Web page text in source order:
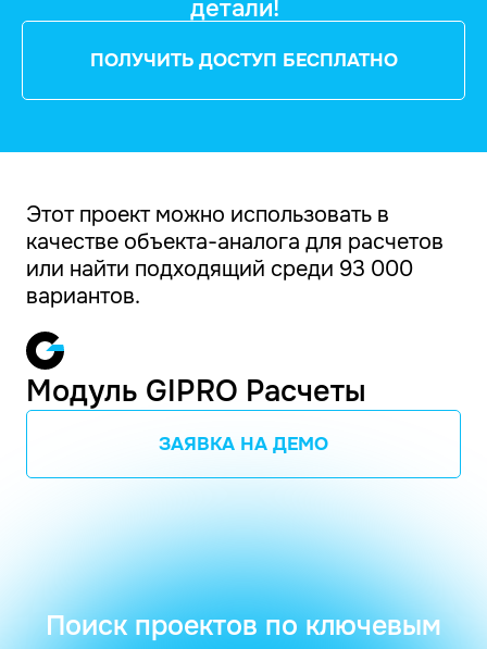
детали!
ПОЛУЧИТЬ ДОСТУП БЕСПЛАТНО
Этот проект можно использовать в
качестве объекта-аналога для расчетов
или найти подходящий среди 93 000
вариантов.
Модуль GIPRO Расчеты
ЗАЯВКА НА ДЕМО
Поиск проектов по ключевым